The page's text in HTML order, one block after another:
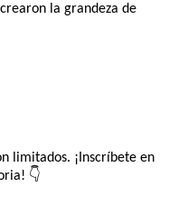
la grandeza de
limitados. ¡Inscríbete en
👇